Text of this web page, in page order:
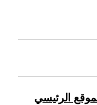
الرئيسي